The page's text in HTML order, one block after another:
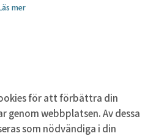
mer
för att förbättra din
genom webbplatsen. Av dessa
som nödvändiga i din